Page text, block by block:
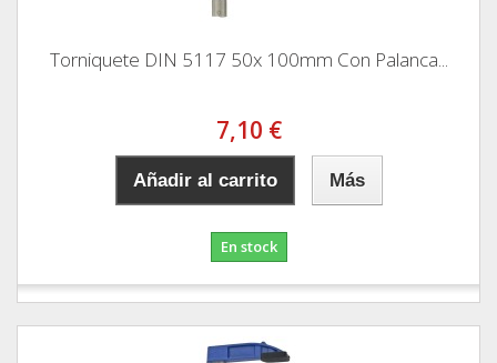
Torniquete DIN 5117 50x 100mm Con Palanca...
7,10 €
Añadir al carrito Más
En stock